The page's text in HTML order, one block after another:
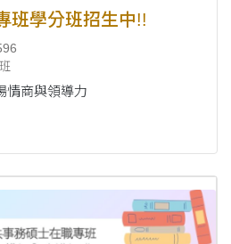
班學分班招生中!!
情商與領導力